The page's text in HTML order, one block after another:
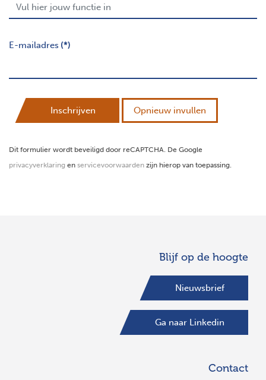
E-mailadres (*)
Inschrijven Opnieuw invullen
Dit formulier wordt beveiligd door reCAPTCHA. De Google
privacyverklaring en servicevoorwaarden zijn hierop van toepassing.
Blijf op de hoogte
Nieuwsbrief
Ga naar Linkedin
Contact